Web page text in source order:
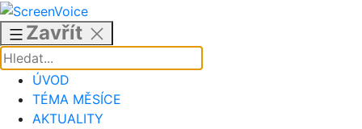
Přejít
obsahu
Zavřít
ÚVOD
TÉMA MĚSÍCE
AKTUALITY